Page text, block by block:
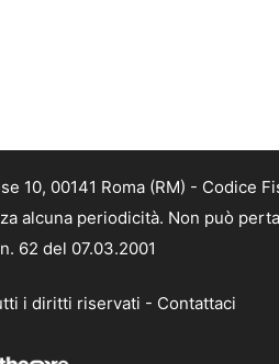
10, 00141 Roma (RM) - Codice
alcuna periodicità. Non può
62 del 07.03.2001
i diritti riservati - Contattaci